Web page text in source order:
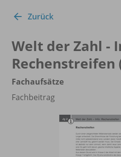
Zurück
Welt der Zahl -
Rechenstreifen
Fachaufsätze
Fachbeitrag